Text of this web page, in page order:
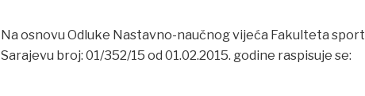
Na osnovu Odluke Nastavno-naučnog vijeća Fakulteta
Sarajevu broj: 01/352/15 od 01.02.2015. godine raspisuje se: